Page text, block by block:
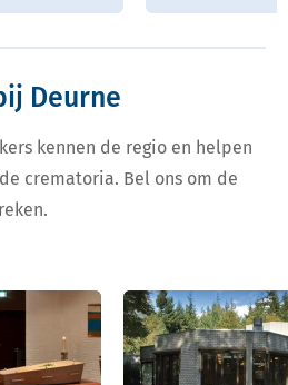
Deurne
kennen de regio en helpen
crematoria. Bel ons om de